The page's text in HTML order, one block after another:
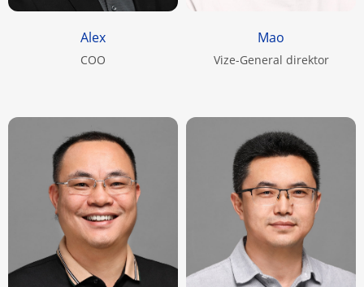
Alex
COO
Mao
Vize-General direktor